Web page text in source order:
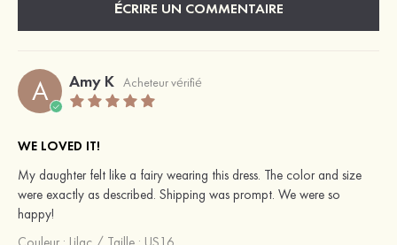
ÉCRIRE UN COMMENTAIRE
A Amy K Acheteur vérifié
WE LOVED IT!
My daughter felt like a fairy wearing this dress. The color and size
were exactly as described. Shipping was prompt. We were so
happy!